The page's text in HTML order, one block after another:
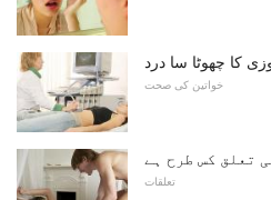
کا چھوٹا سا درد
خواتین کی صحت
تعلق کس طرح ہے
تعلقات